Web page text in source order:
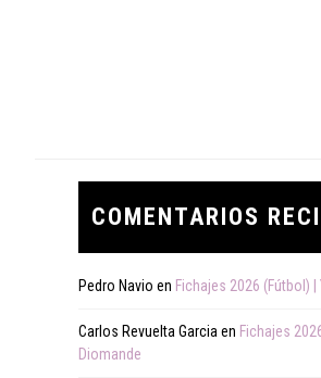
COMENTARIOS
Pedro Navio en Fichajes 2026 (Fútbol)
Carlos Revuelta Garcia en Fichajes
Diomande